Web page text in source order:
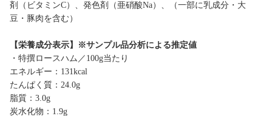
剤（ビタミンC）、発色剤（亜硝酸Na）、（一部に乳成分・大
豆・豚肉を含む）
【栄養成分表示】※サンプル品分析による推定値
・特撰ロースハム／100g当たり
エネルギー：131kcal
たんぱく質：24.0g
脂質：3.0g
炭水化物：1.9g